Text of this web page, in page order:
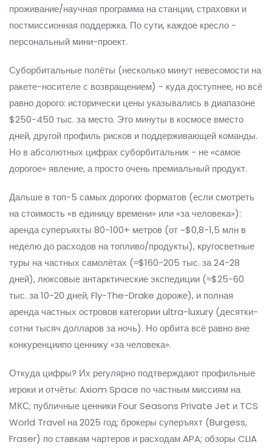
проживание/научная программа на станции, страховки и
постмиссионная поддержка. По сути, каждое кресло -
персональный мини-проект.
Суборбитальные полёты (несколько минут невесомости на
ракете-носителе с возвращением) - куда доступнее, но всё
равно дорого: исторически цены указывались в диапазоне
$250-450 тыс. за место. Это минуты в космосе вместо
дней, другой профиль рисков и поддерживающей команды.
Но в абсолютных цифрах суборбитальник - не «самое
дорогое» явление, а просто очень премиальный продукт.
Дальше в топ-5 самых дорогих форматов (если смотреть
на стоимость «в единицу времени» или «за человека»):
аренда суперъяхты 80-100+ метров (от ~$0,8-1,5 млн в
неделю до расходов на топливо/продукты), кругосветные
туры на частных самолётах (≈$160-205 тыс. за 24-28
дней), люксовые антарктические экспедиции (≈$25-60
тыс. за 10-20 дней, Fly-The-Drake дороже), и полная
аренда частных островов категории ultra-luxury (десятки-
сотни тысяч долларов за ночь). Но орбита всё равно вне
конкуренциипо ценнику «за человека».
Откуда цифры? Их регулярно подтверждают профильные
игроки и отчёты: Axiom Space по частным миссиям на
МКС; публичные ценники Four Seasons Private Jet и TCS
World Travel на 2025 год; брокеры суперъяхт (Burgess,
Fraser) по ставкам чартеров и расходам APA; обзоры CLIA